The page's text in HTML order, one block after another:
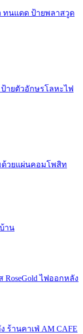
ทนแดด ป้ายพลาสวูด
ป้ายตัวอักษรโลหะไฟ
ด้วยแผ่นคอมโพสิท
าน
RoseGold ไฟออกหลัง
ร้านคาเฟ่ AM CAFE